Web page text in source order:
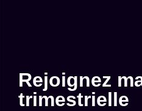
Rejoignez
trimestrielle